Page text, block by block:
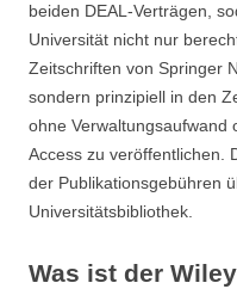
beiden DEAL-Verträgen,
Universität nicht nur
Zeitschriften von Springer
sondern prinzipiell in den
ohne Verwaltungsaufwand
Access zu veröffentlichen.
der Publikationsgebühren
Universitätsbibliothek.
Was ist der